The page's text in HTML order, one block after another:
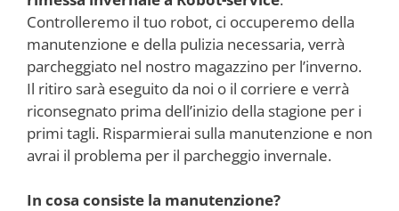
Controlleremo il tuo robot, ci occuperemo della
manutenzione e della pulizia necessaria, verrà
parcheggiato nel nostro magazzino per l’inverno.
Il ritiro sarà eseguito da noi o il corriere e verrà
riconsegnato prima dell’inizio della stagione per i
primi tagli. Risparmierai sulla manutenzione e non
avrai il problema per il parcheggio invernale.
In cosa consiste la manutenzione?